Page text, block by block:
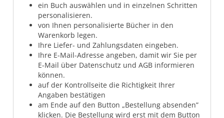
ein Buch auswählen und in einzelnen Schritten
personalisieren.
von Ihnen personalisierte Bücher in den
Warenkorb legen.
Ihre Liefer- und Zahlungsdaten eingeben.
Ihre E-Mail-Adresse angeben, damit wir Sie per
E-Mail über Datenschutz und AGB informieren
können.
auf der Kontrollseite die Richtigkeit Ihrer
Angaben bestätigen
am Ende auf den Button „Bestellung absenden”
klicken. Die Bestellung wird erst mit dem Button